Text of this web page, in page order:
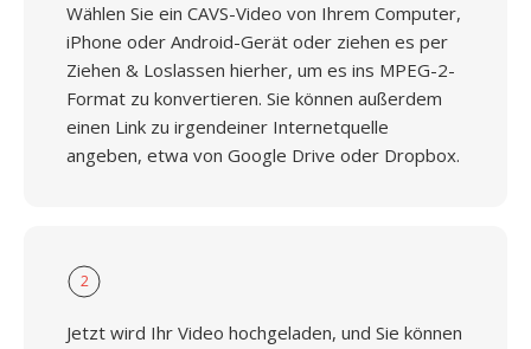
Wählen Sie ein CAVS-Video von Ihrem Computer,
iPhone oder Android-Gerät oder ziehen es per
Ziehen & Loslassen hierher, um es ins MPEG-2-
Format zu konvertieren. Sie können außerdem
einen Link zu irgendeiner Internetquelle
angeben, etwa von Google Drive oder Dropbox.
2
Jetzt wird Ihr Video hochgeladen, und Sie können